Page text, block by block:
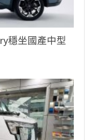
穩坐國產中型